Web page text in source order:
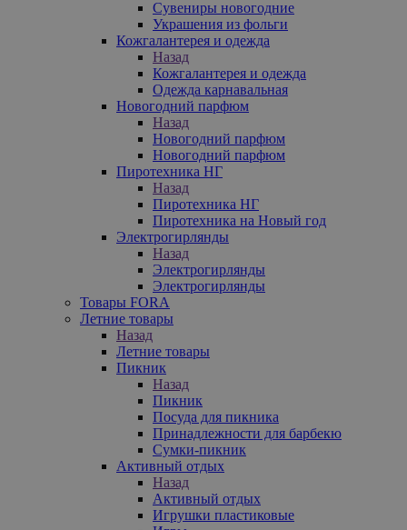
Сувениры новогодние
Украшения из фольги
Кожгалантерея и одежда
Назад
Кожгалантерея и одежда
Одежда карнавальная
Новогодний парфюм
Назад
Новогодний парфюм
Новогодний парфюм
Пиротехника НГ
Назад
Пиротехника НГ
Пиротехника на Новый год
Электрогирлянды
Назад
Электрогирлянды
Электрогирлянды
Товары FORA
Летние товары
Назад
Летние товары
Пикник
Назад
Пикник
Посуда для пикника
Принадлежности для барбекю
Сумки-пикник
Активный отдых
Назад
Активный отдых
Игрушки пластиковые